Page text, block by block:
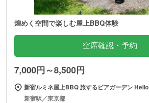
煌めく空間で楽しむ屋上BBQ体験
空席確認・予約
7,000円～8,500円
新宿ルミネ屋上BBQ 旅するビアガーデン Hello
新宿駅／東京都